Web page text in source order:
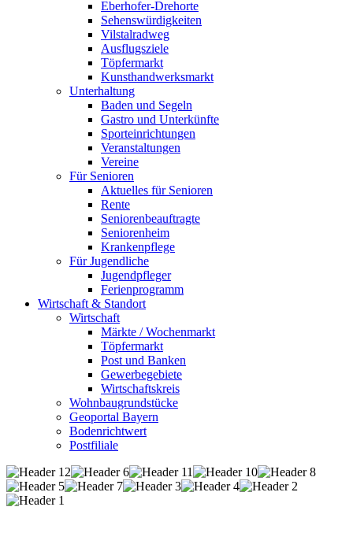
Eberhofer-Drehorte
Sehenswürdigkeiten
Vilstalradweg
Ausflugsziele
Töpfermarkt
Kunsthandwerksmarkt
Unterhaltung
Baden und Segeln
Gastro und Unterkünfte
Sporteinrichtungen
Veranstaltungen
Vereine
Für Senioren
Aktuelles für Senioren
Rente
Seniorenbeauftragte
Seniorenheim
Krankenpflege
Für Jugendliche
Jugendpfleger
Ferienprogramm
Wirtschaft & Standort
Wirtschaft
Märkte / Wochenmarkt
Töpfermarkt
Post und Banken
Gewerbegebiete
Wirtschaftskreis
Wohnbaugrundstücke
Geoportal Bayern
Bodenrichtwert
Postfiliale